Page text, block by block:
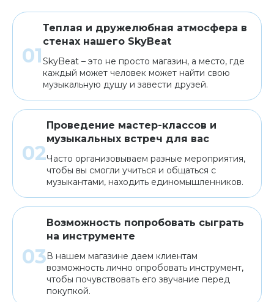
Теплая и дружелюбная атмосфера в
стенах нашего SkyBeat
SkyBeat – это не просто магазин, а место, где
каждый может человек может найти свою
музыкальную душу и завести друзей.
Проведение мастер-классов и
музыкальных встреч для вас
Часто организовываем разные мероприятия,
чтобы вы смогли учиться и общаться с
музыкантами, находить единомышленников.
Возможность попробовать сыграть
на инструменте
В нашем магазине даем клиентам
возможность лично опробовать инструмент,
чтобы почувствовать его звучание перед
покупкой.